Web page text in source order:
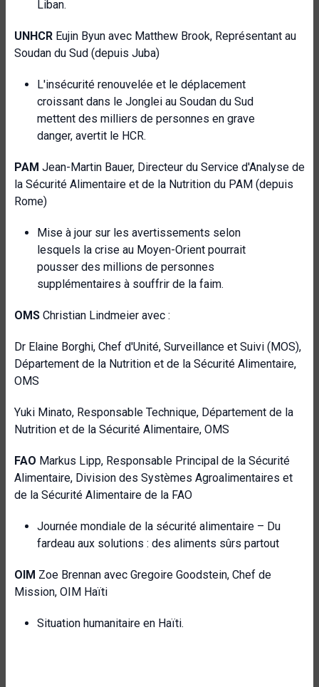
Liban.
UNHCR Eujin Byun avec Matthew Brook, Représentant au
Soudan du Sud (depuis Juba)
L'insécurité renouvelée et le déplacement
croissant dans le Jonglei au Soudan du Sud
mettent des milliers de personnes en grave
danger, avertit le HCR.
PAM Jean-Martin Bauer, Directeur du Service d'Analyse de
la Sécurité Alimentaire et de la Nutrition du PAM (depuis
Rome)
Mise à jour sur les avertissements selon
lesquels la crise au Moyen-Orient pourrait
pousser des millions de personnes
supplémentaires à souffrir de la faim.
OMS Christian Lindmeier avec :
Dr Elaine Borghi, Chef d'Unité, Surveillance et Suivi (MOS),
Département de la Nutrition et de la Sécurité Alimentaire,
OMS
Yuki Minato, Responsable Technique, Département de la
Nutrition et de la Sécurité Alimentaire, OMS
FAO Markus Lipp, Responsable Principal de la Sécurité
Alimentaire, Division des Systèmes Agroalimentaires et
de la Sécurité Alimentaire de la FAO
Journée mondiale de la sécurité alimentaire – Du
fardeau aux solutions : des aliments sûrs partout
OIM Zoe Brennan avec Gregoire Goodstein, Chef de
Mission, OIM Haïti
Situation humanitaire en Haïti.